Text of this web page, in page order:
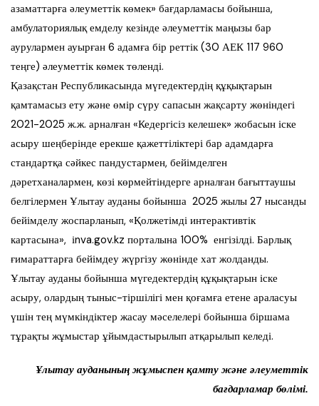
азаматтарға әлеуметтік көмек» бағдарламасы бойынша,
амбулаториялық емделу кезінде әлеуметтік маңызы бар
аурулармен ауырған 6 адамға бір реттік (30 АЕК 117 960
теңге) әлеуметтік көмек төленді.
Қазақстан Республикасында мүгедектердің құқықтарын
қамтамасыз ету және өмір сүру сапасын жақсарту жөніндегі
2021-2025 ж.ж. арналған «Кедергісіз келешек» жобасын іске
асыру шеңберінде ерекше қажеттіліктері бар адамдарға
стандартқа сәйкес пандустармен, бейімделген
дәретханалармен, көзі көрмейтіндерге арналған бағыттаушы
белгілермен Ұлытау ауданы бойынша 2025 жылы 27 нысанды
бейімделу жоспарланып, «Қолжетімді интерактивтік
картасына», іnva.gov.kz порталына 100% енгізілді. Барлық
ғимараттарға бейімдеу жүргізу жөнінде хат жолданды.
Ұлытау ауданы бойынша мүгедектердің құқықтарын іске
асыру, олардың тыныс-тіршілігі мен қоғамға етене араласуы
үшін тең мүмкіндіктер жасау мәселелері бойынша біршама
тұрақты жұмыстар ұйымдастырылып атқарылып келеді.
Ұлытау ауданының жұмыспен қамту және әлеуметтік
бағдарламар бөлімі.